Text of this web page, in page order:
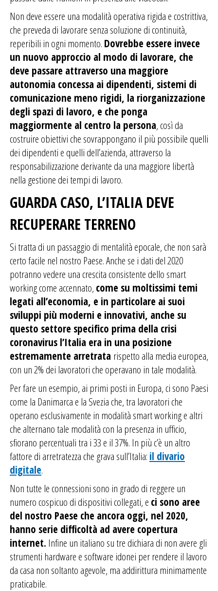
Non deve essere una modalità operativa rigida e costrittiva,
che preveda di lavorare senza soluzione di continuità,
reperibili in ogni momento. Dovrebbe essere invece
un nuovo approccio al modo di lavorare, che
deve passare attraverso una maggiore
autonomia concessa ai dipendenti, sistemi di
comunicazione meno rigidi, la riorganizzazione
degli spazi di lavoro, e che ponga
maggiormente al centro la persona, così da
costruire obiettivi che sovrappongano il più possibile quelli
dei dipendenti e quelli dell’azienda, attraverso la
responsabilizzazione derivante da una maggiore libertà
nella gestione dei tempi di lavoro.
GUARDA CASO, L’ITALIA DEVE
RECUPERARE TERRENO
Si tratta di un passaggio di mentalità epocale, che non sarà
certo facile nel nostro Paese. Anche se i dati del 2020
potranno vedere una crescita consistente dello smart
working come accennato, come su moltissimi temi
legati all’economia, e in particolare ai suoi
sviluppi più moderni e innovativi, anche su
questo settore specifico prima della crisi
coronavirus l’Italia era in una posizione
estremamente arretrata rispetto alla media europea,
con un 2% dei lavoratori che operavano in tale modalità.
Per fare un esempio, ai primi posti in Europa, ci sono Paesi
come la Danimarca e la Svezia che, tra lavoratori che
operano esclusivamente in modalità smart working e altri
che alternano tale modalità con la presenza in ufficio,
sfiorano percentuali tra i 33 e il 37%. In più c’è un altro
fattore di arretratezza che grava sull’Italia: il divario
digitale.
Non tutte le connessioni sono in grado di reggere un
numero cospicuo di dispositivi collegati, e ci sono aree
del nostro Paese che ancora oggi, nel 2020,
hanno serie difficoltà ad avere copertura
internet. Infine un italiano su tre dichiara di non avere gli
strumenti hardware e software idonei per rendere il lavoro
da casa non soltanto agevole, ma addirittura minimamente
praticabile.